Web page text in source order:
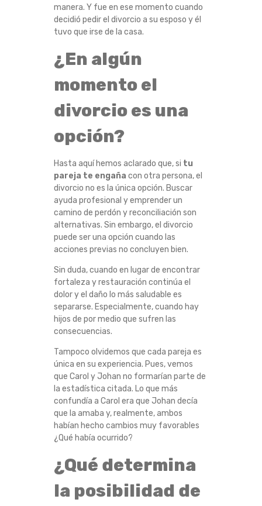
manera. Y fue en ese momento cuando
decidió pedir el divorcio a su esposo y él
tuvo que irse de la casa.
¿En algún
momento el
divorcio es una
opción?
Hasta aquí hemos aclarado que, si tu
pareja te engaña con otra persona, el
divorcio no es la única opción. Buscar
ayuda profesional y emprender un
camino de perdón y reconciliación son
alternativas. Sin embargo, el divorcio
puede ser una opción cuando las
acciones previas no concluyen bien.
Sin duda, cuando en lugar de encontrar
fortaleza y restauración continúa el
dolor y el daño lo más saludable es
separarse. Especialmente, cuando hay
hijos de por medio que sufren las
consecuencias.
Tampoco olvidemos que cada pareja es
única en su experiencia. Pues, vemos
que Carol y Johan no formarían parte de
la estadística citada. Lo que más
confundía a Carol era que Johan decía
que la amaba y, realmente, ambos
habían hecho cambios muy favorables
¿Qué había ocurrido?
¿Qué determina
la posibilidad de